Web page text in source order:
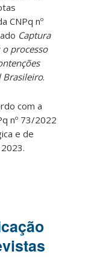
CNPq nº
Captura
processo
Brasileiro.
com a
nº 73/2022
e de